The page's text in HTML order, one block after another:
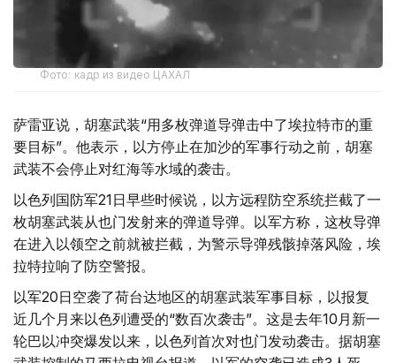
Фото: кадр из видео ЦАХАЛ
萨雷亚说，胡塞武装“用多枚弹道导弹击中了埃拉特市的重
要目标”。他表示，以方停止在加沙的军事行动之前，胡塞
武装不会停止对红海等水域的袭击。
以色列国防军21日早些时候说，以方远程防空系统拦截了一
枚胡塞武装从也门发射来的弹道导弹。以军方称，这枚导弹
在进入以领空之前就被拦截，为警示导弹残骸掉落风险，埃
拉特拉响了防空警报。
以军20日空袭了荷台达地区的胡塞武装军事目标，以报复
近几个月来以色列遭受的“数百次袭击”。这是去年10月新一
轮巴以冲突爆发以来，以色列首次对也门发动袭击。据胡塞